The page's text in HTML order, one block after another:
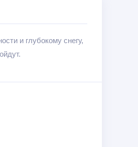
и глубокому снегу,